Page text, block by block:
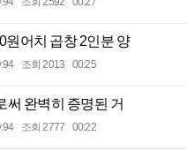
원어치 곱창 2인분 양
조회 2013 00:25
써 완벽히 증명된 거
조회 2777 00:22